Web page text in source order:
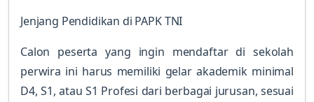
Jenjang Pendidikan di PAPK TNI
Calon peserta yang ingin mendaftar di sekolah
perwira ini harus memiliki gelar akademik minimal
D4, S1, atau S1 Profesi dari berbagai jurusan, sesuai